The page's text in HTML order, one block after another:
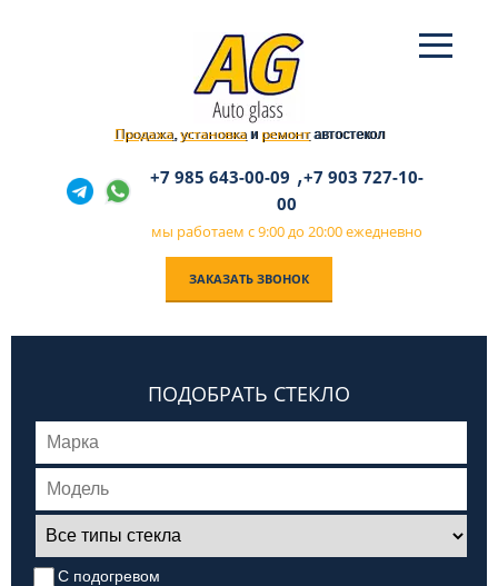
Продажа,установкаи ремонтавтостекол
+7 985 643-00-09 ,+7 903 727-10-
00
мы работаем с 9:00 до 20:00 ежедневно
ЗАКАЗАТЬ ЗВОНОК
ПОДОБРАТЬ СТЕКЛО
С подогревом